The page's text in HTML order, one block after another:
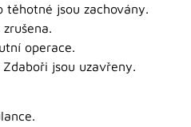
jsou zachovány.
operace.
jsou uzavřeny.